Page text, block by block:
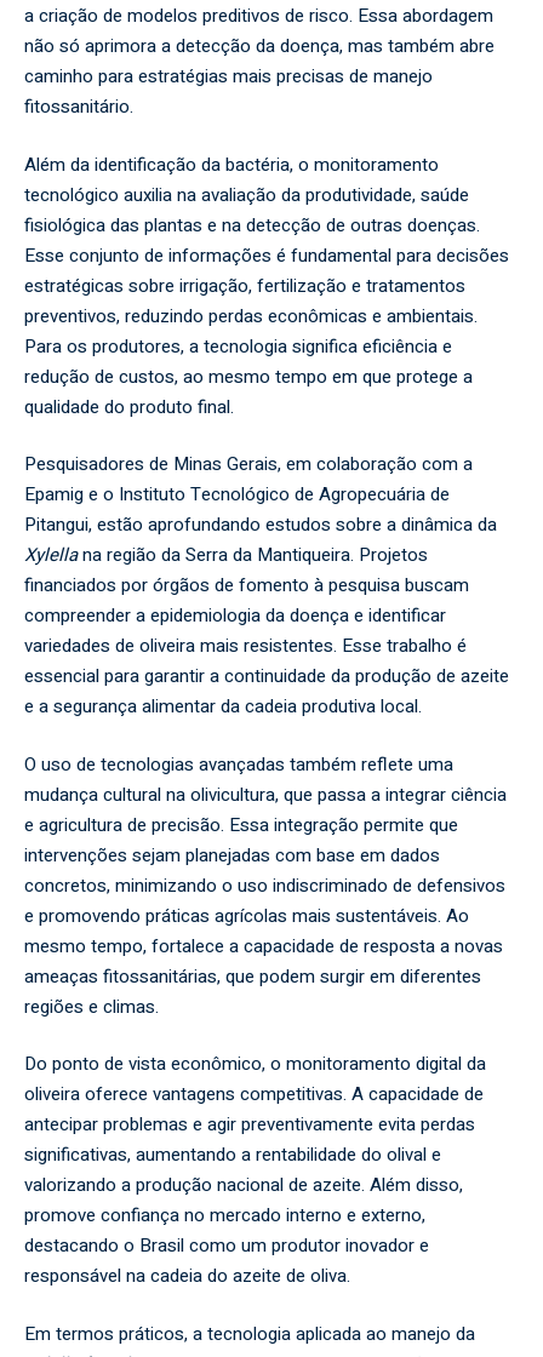
a criação de modelos preditivos de risco. Essa abordagem
não só aprimora a detecção da doença, mas também abre
caminho para estratégias mais precisas de manejo
fitossanitário.
Além da identificação da bactéria, o monitoramento
tecnológico auxilia na avaliação da produtividade, saúde
fisiológica das plantas e na detecção de outras doenças.
Esse conjunto de informações é fundamental para decisões
estratégicas sobre irrigação, fertilização e tratamentos
preventivos, reduzindo perdas econômicas e ambientais.
Para os produtores, a tecnologia significa eficiência e
redução de custos, ao mesmo tempo em que protege a
qualidade do produto final.
Pesquisadores de Minas Gerais, em colaboração com a
Epamig e o Instituto Tecnológico de Agropecuária de
Pitangui, estão aprofundando estudos sobre a dinâmica da
Xylellana região da Serra da Mantiqueira. Projetos
financiados por órgãos de fomento à pesquisa buscam
compreender a epidemiologia da doença e identificar
variedades de oliveira mais resistentes. Esse trabalho é
essencial para garantir a continuidade da produção de azeite
e a segurança alimentar da cadeia produtiva local.
O uso de tecnologias avançadas também reflete uma
mudança cultural na olivicultura, que passa a integrar ciência
e agricultura de precisão. Essa integração permite que
intervenções sejam planejadas com base em dados
concretos, minimizando o uso indiscriminado de defensivos
e promovendo práticas agrícolas mais sustentáveis. Ao
mesmo tempo, fortalece a capacidade de resposta a novas
ameaças fitossanitárias, que podem surgir em diferentes
regiões e climas.
Do ponto de vista econômico, o monitoramento digital da
oliveira oferece vantagens competitivas. A capacidade de
antecipar problemas e agir preventivamente evita perdas
significativas, aumentando a rentabilidade do olival e
valorizando a produção nacional de azeite. Além disso,
promove confiança no mercado interno e externo,
destacando o Brasil como um produtor inovador e
responsável na cadeia do azeite de oliva.
Em termos práticos, a tecnologia aplicada ao manejo da